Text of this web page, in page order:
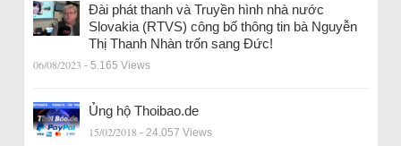
Đài phát thanh và Truyền hình nhà nước
Slovakia (RTVS) công bố thông tin bà Nguyễn
Thị Thanh Nhàn trốn sang Đức!
06/08/2023 - 5.165 Views
Ủng hộ Thoibao.de
15/02/2018 - 24.057 Views